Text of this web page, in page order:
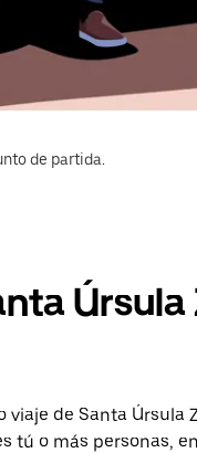
de partida.
de Santa Úrsula
tú o más personas,